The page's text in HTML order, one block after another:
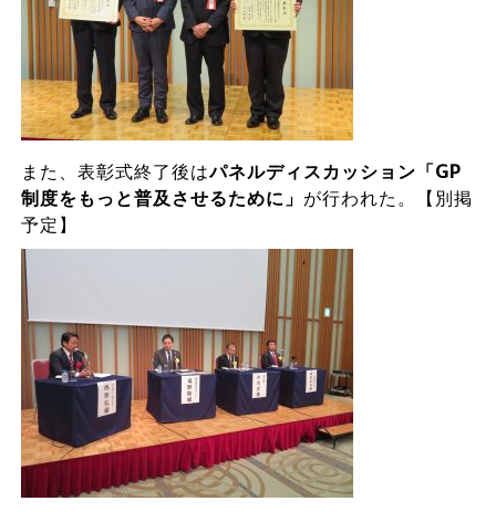
また、表彰式終了後はパネルディスカッション「GP
制度をもっと普及させるために」 が行われた。【別掲
予定】